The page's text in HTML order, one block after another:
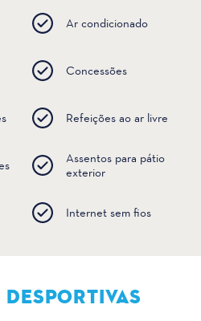
Ar condicionado
Concessões
Refeições ao ar livre
Assentos para pátio
exterior
Internet sem fios